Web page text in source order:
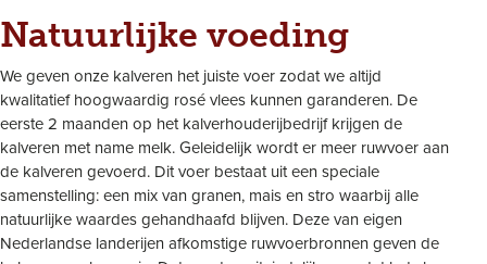
Natuurlijke voeding
We geven onze kalveren het juiste voer zodat we altijd
kwalitatief hoogwaardig rosé vlees kunnen garanderen. De
eerste 2 maanden op het kalverhouderijbedrijf krijgen de
kalveren met name melk. Geleidelijk wordt er meer ruwvoer aan
de kalveren gevoerd. Dit voer bestaat uit een speciale
samenstelling: een mix van granen, mais en stro waarbij alle
natuurlijke waardes gehandhaafd blijven. Deze van eigen
Nederlandse landerijen afkomstige ruwvoerbronnen geven de